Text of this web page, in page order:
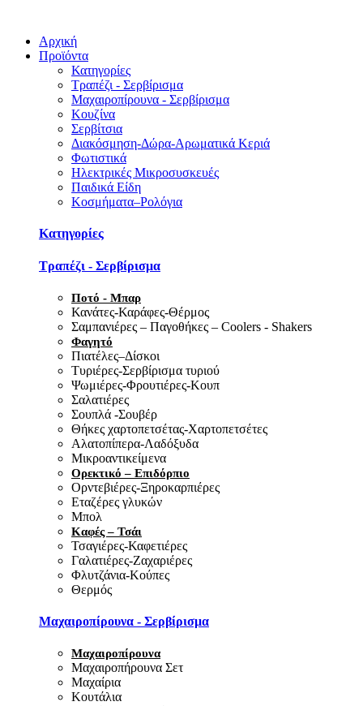
Αρχική
Προϊόντα
Κατηγορίες
Τραπέζι - Σερβίρισμα
Μαχαιροπίρουνα - Σερβίρισμα
Κουζίνα
Σερβίτσια
Διακόσμηση-Δώρα-Αρωματικά Κεριά
Φωτιστικά
Ηλεκτρικές Μικροσυσκευές
Παιδικά Είδη
Κοσμήματα–Ρολόγια
Κατηγορίες
Τραπέζι - Σερβίρισμα
Ποτό - Μπαρ
Κανάτες-Καράφες-Θέρμος
Σαμπανιέρες – Παγοθήκες – Coolers - Shakers
Φαγητό
Πιατέλες–Δίσκοι
Τυριέρες-Σερβίρισμα τυριού
Ψωμιέρες-Φρουτιέρες-Κουπ
Σαλατιέρες
Σουπλά -Σουβέρ
Θήκες χαρτοπετσέτας-Χαρτοπετσέτες
Αλατοπίπερα-Λαδόξυδα
Μικροαντικείμενα
Ορεκτικό – Επιδόρπιο
Ορντεβιέρες-Ξηροκαρπιέρες
Εταζέρες γλυκών
Μπολ
Καφές – Τσάι
Τσαγιέρες-Καφετιέρες
Γαλατιέρες-Ζαχαριέρες
Φλυτζάνια-Κούπες
Θερμός
Μαχαιροπίρουνα - Σερβίρισμα
Μαχαιροπίρουνα
Μαχαιροπήρουνα Σετ
Μαχαίρια
Κουτάλια